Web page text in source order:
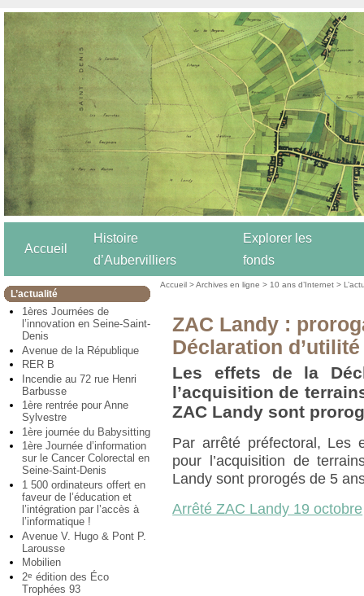
Accueil
Histoire
d’Aubervilliers
Explorer les
fonds
L’actualité
1ères Journées de
l’innovation en Seine-Saint-
Denis
Avenue de la République
RER B
Incendie au 72 rue Henri
Barbusse
1ère rentrée pour Anne
Sylvestre
1ère journée du Babysitting
1ère Journée d’information
sur le Cancer Colorectal en
Seine-Saint-Denis
1 500 ordinateurs offert en
faveur de l’éducation et
l’intégration par l’accès à
l’informatique !
Avenue V. Hugo & Pont P.
Larousse
Mobilien
2e édition des Éco
Trophées 93
Accueil >Archives en ligne > 10 ans d’Internet >
ZAC Landy :
Déclaration
Les effets de la
l’acquisition de
ZAC Landy sont
Par arrêté préfectoral, Les
pour l’acquisition de
Landy sont prorogés de 5
Arrêté ZAC Landy 19 octobre